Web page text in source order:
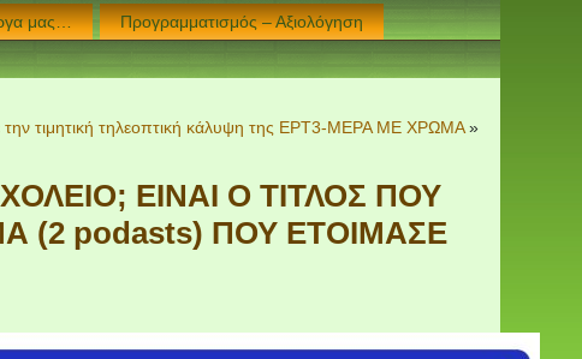
μας…
Προγραμματισμός – Αξιολόγηση
τιμητική τηλεοπτική κάλυψη της ΕΡΤ3-ΜΕΡΑ ΜΕ ΧΡΩΜΑ»
ΕΙΝΑΙ Ο ΤΙΤΛΟΣ ΠΟΥ
(2 podasts) ΠΟΥ ΕΤΟΙΜΑΣΕ